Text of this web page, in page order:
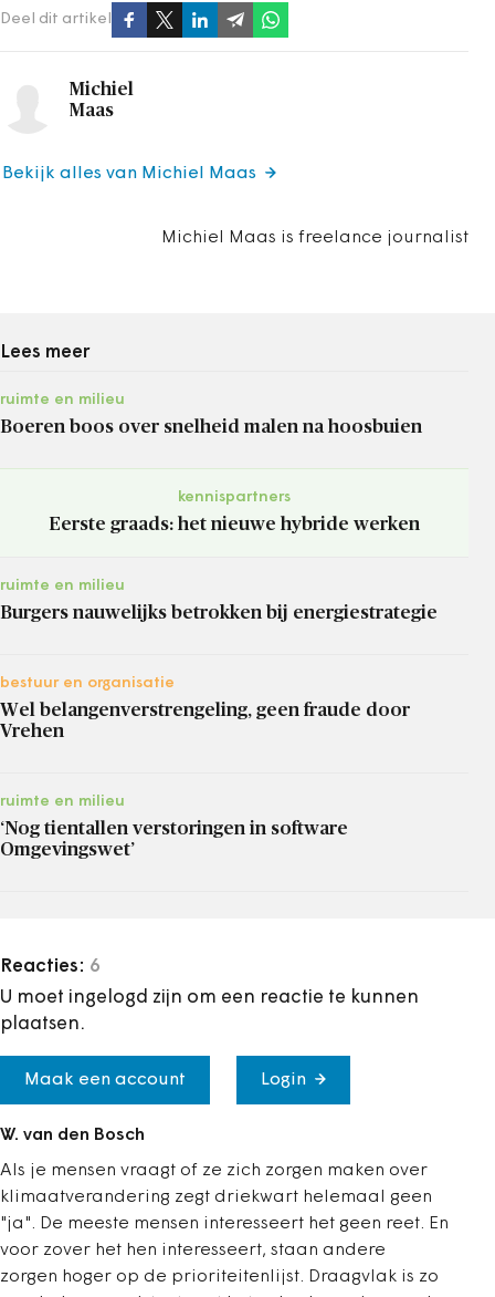
Deel dit artikel
Michiel
Maas
Michiel Maas is freelance journalist
Bekijk alles van Michiel Maas
Lees meer
ruimte en milieu
Boeren boos over snelheid malen na hoosbuien
kennispartners
Eerste graads: het nieuwe hybride werken
ruimte en milieu
Burgers nauwelijks betrokken bij energiestrategie
bestuur en organisatie
Wel belangenverstrengeling, geen fraude door
Vrehen
ruimte en milieu
‘Nog tientallen verstoringen in software
Omgevingswet’
Reacties: 6
U moet ingelogd zijn om een reactie te kunnen
plaatsen.
Maak een account Login
W. van den Bosch
Als je mensen vraagt of ze zich zorgen maken over
klimaatverandering zegt driekwart helemaal geen
"ja". De meeste mensen interesseert het geen reet. En
voor zover het hen interesseert, staan andere
zorgen hoger op de prioriteitenlijst. Draagvlak is zo